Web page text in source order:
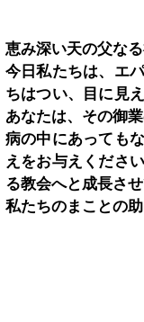
恵み深い天の父なる
今日私たちは、エ
ちはつい、目に見
あなたは、その御
病の中にあっても
えをお与えくださ
る教会へと成長させ
私たちのまことの
ア